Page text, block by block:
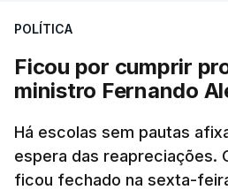
POLÍTICA
Ficou por cumprir
ministro Fernando
Há escolas sem pautas
espera das reapreciações.
ficou fechado na sexta-